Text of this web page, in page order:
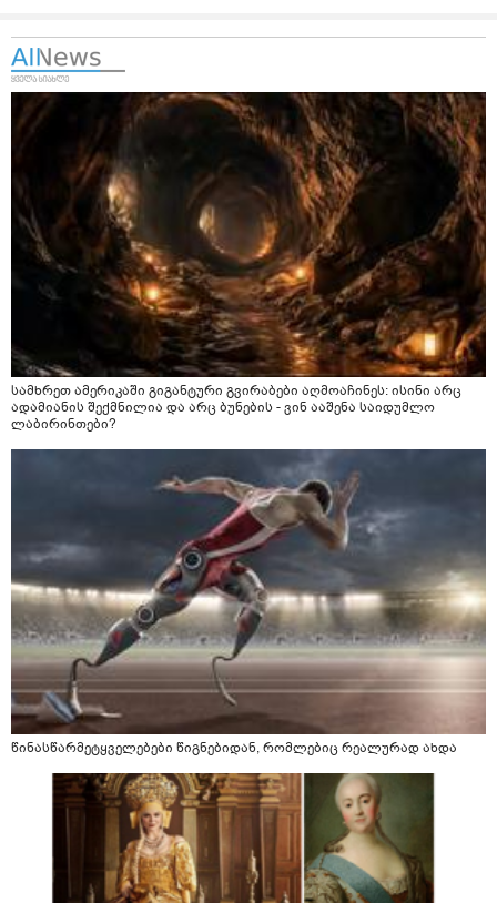
სამხრეთ ამერიკაში გიგანტური გვირაბები აღმოაჩინეს: ისინი არც
ადამიანის შექმნილია და არც ბუნების - ვინ ააშენა საიდუმლო
ლაბირინთები?
წინასწარმეტყველებები წიგნებიდან, რომლებიც რეალურად ახდა